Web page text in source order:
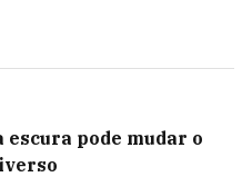
pode mudar o